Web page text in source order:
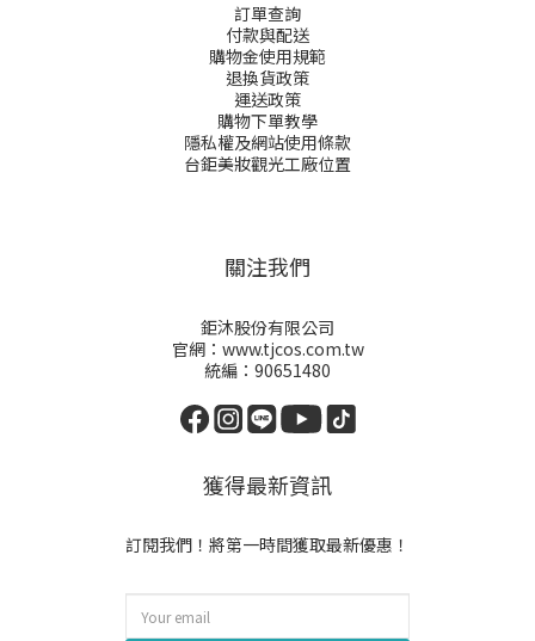
訂單查詢
付款與配送
購物金使用規範
退換貨政策
運送政策
購物下單教學
隱私權及網站使用條款
台鉅美妝觀光工廠位置
關注我們
鉅沐股份有限公司
官網：www.tjcos.com.tw
統編：90651480
獲得最新資訊
訂閱我們！將第一時間獲取最新優惠！